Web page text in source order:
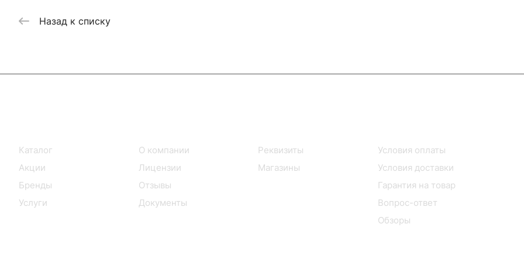
Назад к списку
Каталог
Акции
Бренды
Услуги
О компании
Лицензии
Отзывы
Документы
Реквизиты
Магазины
Условия оплаты
Условия доставки
Гарантия на товар
Вопрос-ответ
Обзоры